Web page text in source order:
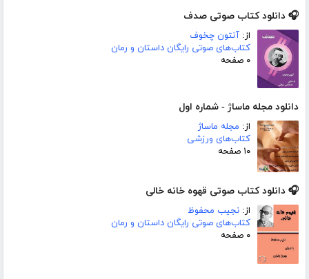
🎧 دانلود کتاب صوتی صدف
از: آنتون چخوف
کتاب‌های صوتی رایگان داستان و رمان
۰ صفحه
دانلود مجله ماساژ - شماره اول
از: مجله ماساژ
کتاب‌های ورزشی
۱۰ صفحه
🎧 دانلود کتاب صوتی قهوه خانه خالی
از: نجیب محفوظ
کتاب‌های صوتی رایگان داستان و رمان
۰ صفحه